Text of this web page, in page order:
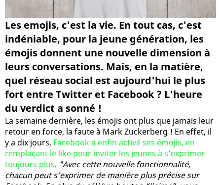
Les emojis, c'est la vie. En tout cas, c'est
indéniable, pour la jeune génération, les
émojis donnent une nouvelle dimension à
leurs conversations. Mais, en la matière,
quel réseau social est aujourd'hui le plus
fort entre Twitter et Facebook ? L'heure
du verdict a sonné !
La semaine dernière, les émojis ont plus que jamais leur
retour en force, la faute à Mark Zuckerberg ! En effet, il
y a dix jours, Facebook a enfin activé ses émojis, en
remplaçant le like pour inviter les jeunes à s'exprimer
toujours plus. "Avec cette nouvelle fonctionnalité,
chacun peut s’exprimer de manière plus précise sur